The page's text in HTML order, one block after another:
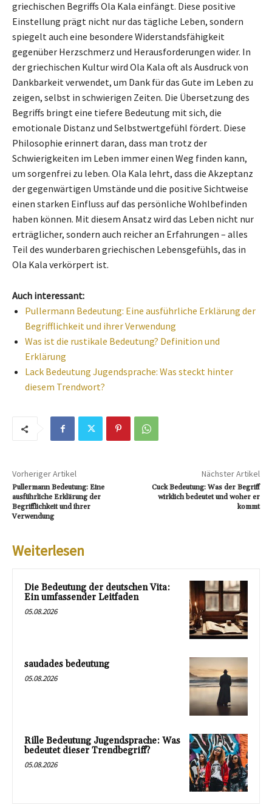
griechischen Begriffs Ola Kala einfängt. Diese positive
Einstellung prägt nicht nur das tägliche Leben, sondern
spiegelt auch eine besondere Widerstandsfähigkeit
gegenüber Herzschmerz und Herausforderungen wider. In
der griechischen Kultur wird Ola Kala oft als Ausdruck von
Dankbarkeit verwendet, um Dank für das Gute im Leben zu
zeigen, selbst in schwierigen Zeiten. Die Übersetzung des
Begriffs bringt eine tiefere Bedeutung mit sich, die
emotionale Distanz und Selbstwertgefühl fördert. Diese
Philosophie erinnert daran, dass man trotz der
Schwierigkeiten im Leben immer einen Weg finden kann,
um sorgenfrei zu leben. Ola Kala lehrt, dass die Akzeptanz
der gegenwärtigen Umstände und die positive Sichtweise
einen starken Einfluss auf das persönliche Wohlbefinden
haben können. Mit diesem Ansatz wird das Leben nicht nur
erträglicher, sondern auch reicher an Erfahrungen – alles
Teil des wunderbaren griechischen Lebensgefühls, das in
Ola Kala verkörpert ist.
Auch interessant:
Pullermann Bedeutung: Eine ausführliche Erklärung der
Begrifflichkeit und ihrer Verwendung
Was ist die rustikale Bedeutung? Definition und
Erklärung
Lack Bedeutung Jugendsprache: Was steckt hinter
diesem Trendwort?
Vorheriger Artikel
Pullermann Bedeutung: Eine
ausführliche Erklärung der
Begrifflichkeit und ihrer
Verwendung
Nächster Artikel
Cuck Bedeutung: Was der Begriff
wirklich bedeutet und woher er
kommt
Weiterlesen
Die Bedeutung der deutschen Vita:
Ein umfassender Leitfaden
05.08.2026
saudades bedeutung
05.08.2026
Rille Bedeutung Jugendsprache: Was
bedeutet dieser Trendbegriff?
05.08.2026